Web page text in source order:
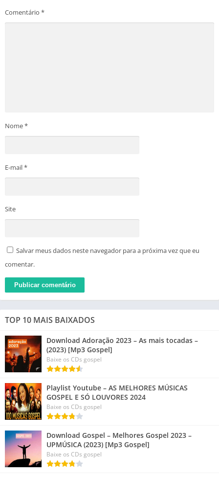
Comentário *
Nome*
E-mail*
Site
Salvar meus dados neste navegador para a próxima vez que eu
comentar.
TOP 10 MAIS BAIXADOS
Download Adoração 2023 – As mais tocadas –
(2023) [Mp3 Gospel]
Baixe os CDs gospel
Playlist Youtube – AS MELHORES MÚSICAS
GOSPEL E SÓ LOUVORES 2024
Baixe os CDs gospel
Download Gospel – Melhores Gospel 2023 –
UPMÚSICA (2023) [Mp3 Gospel]
Baixe os CDs gospel